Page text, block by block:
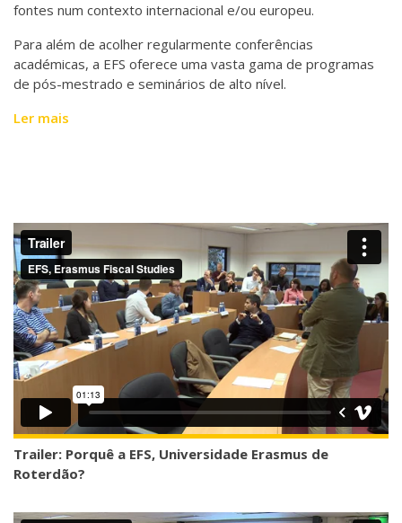
fontes num contexto internacional e/ou europeu.
Para além de acolher regularmente conferências
académicas, a EFS oferece uma vasta gama de programas
de pós-mestrado e seminários de alto nível.
Ler mais
Trailer: Porquê a EFS, Universidade Erasmus de
Roterdão?